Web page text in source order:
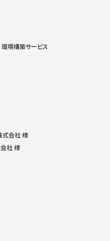
境構築サービス
式会社 様
会社 様